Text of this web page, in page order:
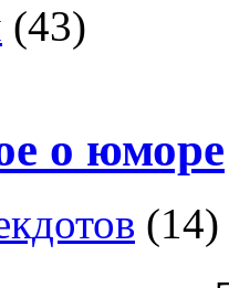
(43)
о юморе
(14)